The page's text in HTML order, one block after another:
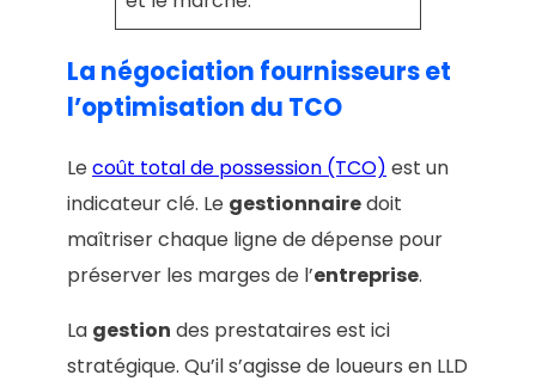
La négociation fournisseurs et
l’optimisation du TCO
Lecoût total de possession (TCO) est un
indicateur clé. Le gestionnairedoit
maîtriser chaque ligne de dépense pour
préserver les marges de l’entreprise.
La gestion des prestataires est ici
stratégique. Qu’il s’agisse de loueurs en LLD